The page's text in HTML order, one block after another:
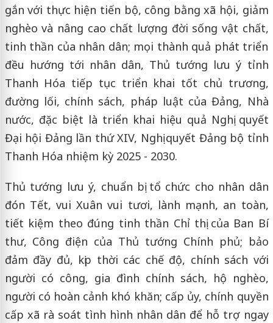
gắn với thực hiện tiến bộ, công bằng xã hội, giảm
nghèo và nâng cao chất lượng đời sống vật chất,
tinh thần của nhân dân; mọi thành quả phát triển
đều hướng tới nhân dân, Thủ tướng lưu ý tỉnh
Thanh Hóa tiếp tục triển khai tốt chủ trương,
đường lối, chính sách, pháp luật của Đảng, Nhà
nước, đặc biệt là triển khai hiệu quả Nghị quyết
Đại hội Đảng lần thứ XIV, Nghị quyết Đảng bộ tỉnh
Thanh Hóa nhiệm kỳ 2025 - 2030.
Thủ tướng lưu ý, chuẩn bị tổ chức cho nhân dân
đón Tết, vui Xuân vui tươi, lành mạnh, an toàn,
tiết kiệm theo đúng tinh thần Chỉ thị của Ban Bí
thư, Công điện của Thủ tướng Chính phủ; bảo
đảm đầy đủ, kịp thời các chế độ, chính sách với
người có công, gia đình chính sách, hộ nghèo,
người có hoàn cảnh khó khăn; cấp ủy, chính quyền
cấp xã rà soát tình hình nhân dân để hỗ trợ ngay